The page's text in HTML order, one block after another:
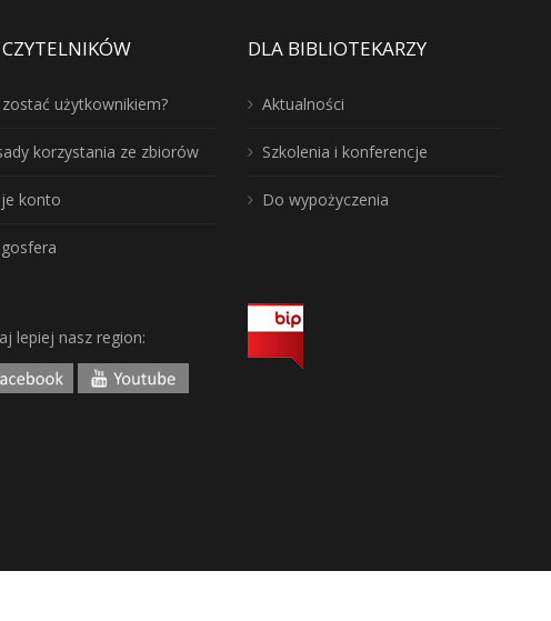
zostać użytkownikiem?
korzystania ze zbiorów
konto
lepiej nasz region:
DLA BIBLIOTEKARZY
Aktualności
Szkolenia i konferencje
Do wypożyczenia